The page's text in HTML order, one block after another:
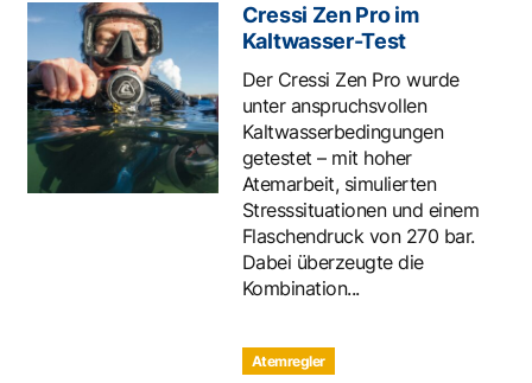
Cressi Zen Pro im
Kaltwasser-Test
Der Cressi Zen Pro wurde
unter anspruchsvollen
Kaltwasserbedingungen
getestet – mit hoher
Atemarbeit, simulierten
Stresssituationen und einem
Flaschendruck von 270 bar.
Dabei überzeugte die
Kombination...
Atemregler